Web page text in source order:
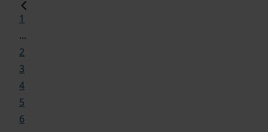
1
...
2
3
4
5
6